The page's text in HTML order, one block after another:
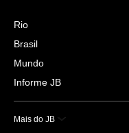
Rio
Brasil
Mundo
Informe JB
Mais do JB